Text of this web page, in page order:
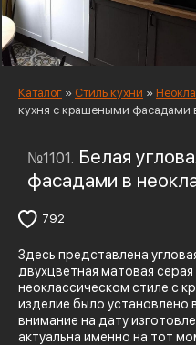
Каталог » Стиль кухни »
кухня с крашеными фасадами
№1101. Белая
фасадами в
792
Здесь представлена
двухцветная матовая серая
неоклассическом стиле с
изделие было установлено
внимание на дату
актуальна именно на тот